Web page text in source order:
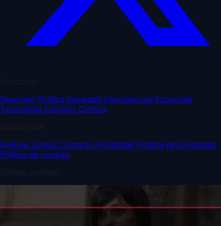
Deportes Política Sociedad Internacional Economía
Tecnología Sucesos Cultura
Quiénes somos Contacto Publicidad Política de privacidad
Política de cookies